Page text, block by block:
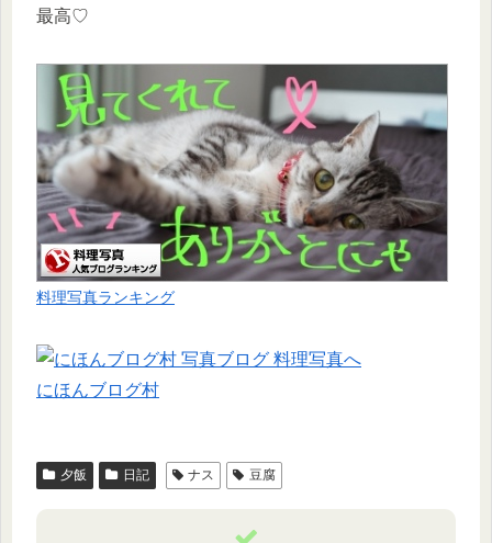
最高♡
料理写真ランキング
にほんブログ村
夕飯 日記 ナス 豆腐